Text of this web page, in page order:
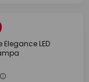
LED